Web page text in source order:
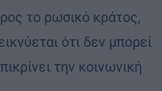
το ρωσικό κράτος,
ότι δεν μπορεί
την κοινωνική